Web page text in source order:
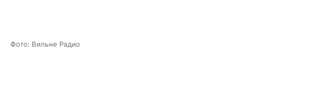
Фото: Вильне Радио